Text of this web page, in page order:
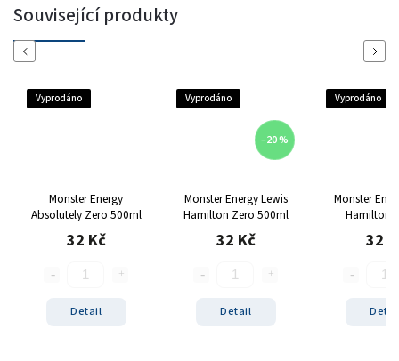
Související produkty
Previous
Vyprodáno
Monster Energy
Absolutely Zero 500ml
32 Kč
Detail
Vyprodáno
–20 %
Monster Energy Lewis
Hamilton Zero 500ml
32 Kč
Detail
Vyprodáno
Monster
Hamilton
32
Next